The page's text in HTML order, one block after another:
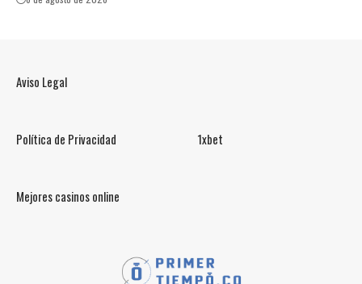
Aviso Legal
Política de Privacidad 1xbet
Mejores casinos online